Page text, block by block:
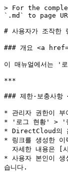
> For the
`.md` to page
# 사용자가 조작한
### 개요 <a
이 매뉴얼에서는 '
***
### 제한·보충사
* 관리자 권한이 부
* '로그 현황' > '링
* DirectCloud의
* 링크를 생성한
* 사용자 본인이
습니다.